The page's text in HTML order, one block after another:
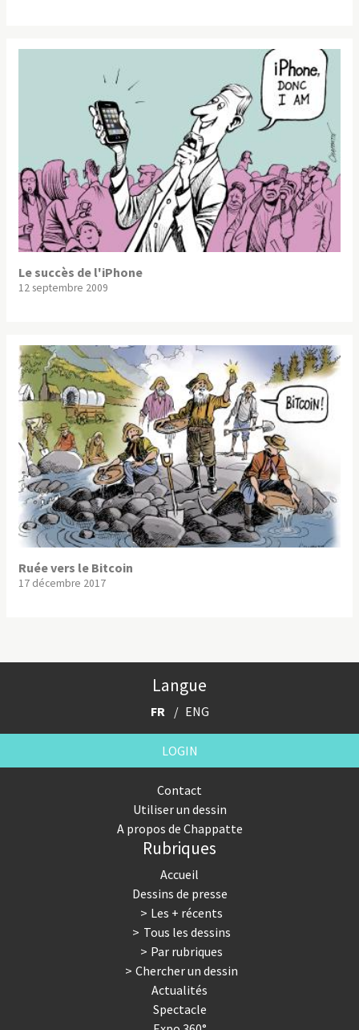
Le succès de l'iPhone
12 septembre 2009
Ruée vers le Bitcoin
17 décembre 2017
Langue
FR ENG
LOGIN
Contact
Utiliser un dessin
A propos de Chappatte
Rubriques
Accueil
Dessins de presse
Les + récents
Tous les dessins
Par rubriques
Chercher un dessin
Actualités
Spectacle